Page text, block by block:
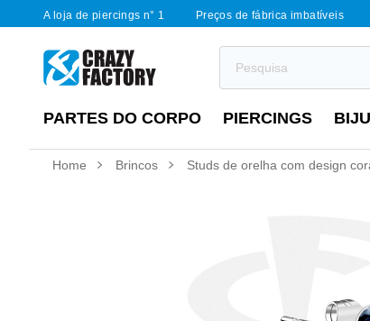
A loja de piercings n° 1 Preços de fábrica imbatíveis
PARTES DO CORPO PIERCINGS
Home Brincos Studs de orelha com design